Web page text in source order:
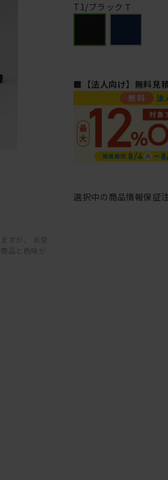
すが、 お使
品と色味が
T1/ブラックＴ
■【法人向け】無料見
選択中の商品情報保証